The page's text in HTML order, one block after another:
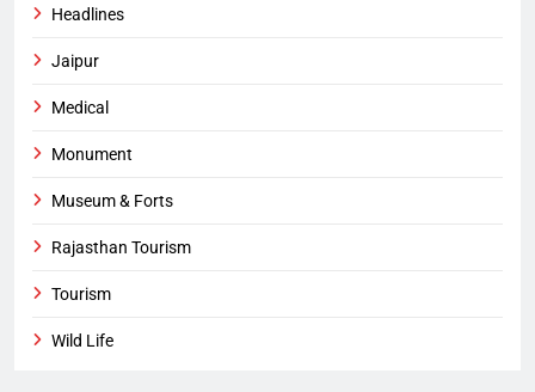
Headlines
Jaipur
Medical
Monument
Museum & Forts
Rajasthan Tourism
Tourism
Wild Life